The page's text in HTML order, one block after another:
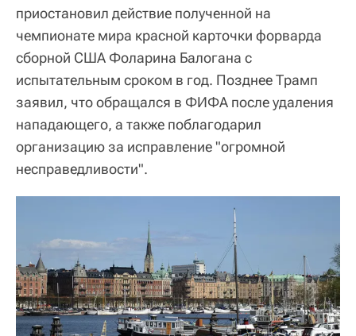
приостановил действие полученной на
чемпионате мира красной карточки форварда
сборной США Фоларина Балогана с
испытательным сроком в год. Позднее Трамп
заявил, что обращался в ФИФА после удаления
нападающего, а также поблагодарил
организацию за исправление "огромной
несправедливости".